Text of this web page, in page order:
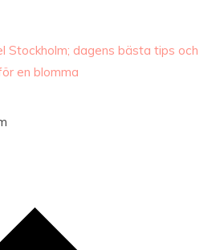
Stockholm; dagens bästa tips och
en blomma